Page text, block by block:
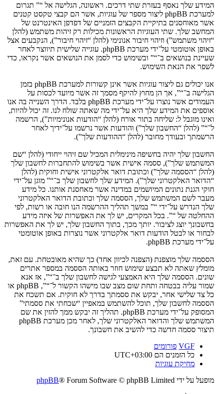
המידע שלך נאסף בעזרת שתי דרכים. ראשונה, הגלישה אל “” תגרום
למערכת phpBB ליצור מספר של עוגיות, אשר הם קבצי טקסט קטנים
אשר מאוחסנים בתיקיית הקבצים הזמניים של דפדפן האינטרנט של
המחשב שלך. שתי העוגיות הראשונות מכילות רק זיהות משתמש (להלן
“זיהוי משתמש”) וזיהוי חיבור אנונימי (להלן “זיהוי חיבור”), הנקבעים אצל
באופן אוטומטי על־ידי מערכת phpBB. עוגייה שלישית תיווצר לאחר
שעיינת בנושאים ב־“” ובשימוש כדי לסמן את הנושאים אשר נקראו, כדי
לשפר את הנאת השימוש.
אנו יכולים גם ליצור עוגיות אשר אינן קשורות למערכת phpBB בזמן
הגלישה ב־“”, אך הן מחוץ להיקף מסמך זה אשר מיועד לכסות על
העמודים אשר נוצרו על־ידי מערכת phpBB בלבד. הדרך השנייה בה אנו
אוספים את המידע שלך היא על־ידי מה שאתה שולח לנו. זה יכול להיות,
ואינו מוגבל ל: שליחה בתור אורח (להלן “הודעות אנונימיות”), הרשמה
ל־“” (להלן “החשבון שלך”) והודעות אשר נרשמו על־ידיך לאחר
הרשמתך ובעודך מחובר (להלן “ההודעות שלך”).
החשבון שלך יהיה בחשיפה מינימלית המכיל שם זיהוי ייחודי (להלן “שם
המשתמש שלך”), ססמה אישית אשר בשימוש להתחברות לחשבון שלך
(להלן “הססמה שלך”) וכתובת דואר אלקטרוני אישית וחוקית (להלן
“הדואר האלקטרוני שלך”). המידע שלך לחשבון שלך ב־“” מוגן על־ידי
חוקי הגנת נתונים המיושמים במדינה אשר מאחסנת אותנו. כל מידע
מעבר לשם המשתמש שלך, הססמה שלך וכתובת הדואר האלקטרוני
שלך הנדרש על־ידי “” במשך תהליך ההרשמה הנו חובה או רשות, לפי
ההחלטה של “”. בכל המקרים, יש לך את האפשרות של איזה מידע
בחשבונך יוצג לציבור. יותך מכך, בתוך החשבון שלך, יש לך את האפשרות
לבחור או לבטל הודעות דואר אלקטרוני אשר נוצרות באופן אוטומטי
על־ידי מערכת phpBB.
הססמה שלך מוצפנת (הצפנה לכיוון אחד) כך שהיא מאובטחת. עם זאת,
מומלץ שאתה לא תבצע שימוש חוזר באותה הססמה במספר אתרים
שונים. הססמה שלך היא האמצעי לגישה לחשבון שלך ב־“”, אז אנא
שמור עליה בבטחה ותחת שום מצב שבו מישהו הקשור ל־“”, phpBB או
כל צד שלישי אחר, יבקש את ססמתך בדרך לא חוקית. אם תשכח את
הססמה לחשבון שלך, תוכל להשתמש במאפיין “שכחתי את ססמתי”
המסופק על־ידי מערכת phpBB. תהליך זה יבקש ממך להזין את שם
המשתמש שלך והדואר האלקטרוני שלך, לאחר מכן מערכת phpBB
תיצור ססמה חדשה כדי להשיב את חשבונך.
VGF פורומים
כל הזמנים הם UTC+03:00
מחיקת עוגיות
מופעל על ידי
phpBB® Forum Software © phpBB Limited